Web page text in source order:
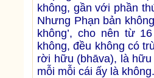
không, gần với phần
Nhưng Phạn bản
không’, cho nên từ
không, đều không có
rời hữu (bhāva), là
mỗi mỗi cái ấy là không.